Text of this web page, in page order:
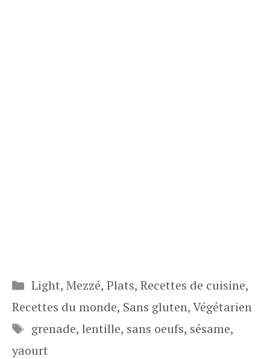
Catégories
Light, Mezzé, Plats, Recettes de cuisine,
Recettes du monde, Sans gluten,Végétarien
Étiquettes
grenade, lentille, sans oeufs, sésame,
yaourt